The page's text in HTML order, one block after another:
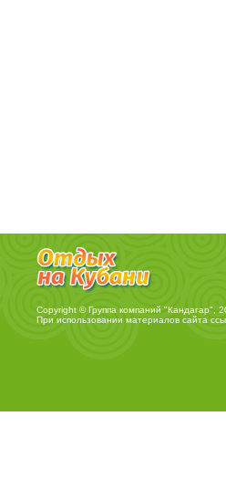
Copyright © Группа компаний "Кандагар",
При использовании материалов сайта